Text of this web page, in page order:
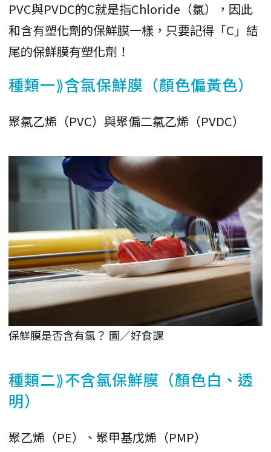
PVC與PVDC的C就是指Chloride（氯），因此
和含有塑化劑的保鮮膜一樣，只要記得「C」結
尾的保鮮膜有塑化劑！
種類一⟫含氯保鮮膜（顏色偏黃色）
聚氯乙烯（PVC）與聚偏二氯乙烯（PVDC）
保鮮膜是否含有氯？ 圖／好食課
種類二⟫不含氯保鮮膜（顏色白、透
明）
聚乙烯（PE）、聚甲基戊烯（PMP）